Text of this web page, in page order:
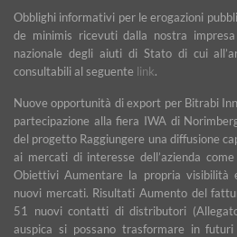
Obblighi informativi per le erogazioni
de minimis ricevuti dalla nostra
nazionale degli aiuti di Stato di cui
consultabili al seguente link.
Nuove opportunità di export per Bitrabi
partecipazione alla fiera IWA di
del progetto Raggiungere una diffusione
ai mercati di interesse dell’azienda
Obiettivi Aumentare la propria visibilità
nuovi mercati. Risultati Aumento del
51 nuovi contatti di distributori
auspica si possano trasformare in